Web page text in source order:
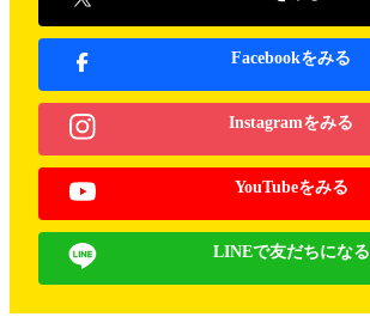
Facebookをみる
Instagramをみる
YouTubeをみる
LINEで友だちになる